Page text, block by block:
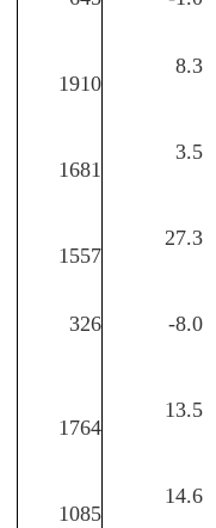
1910
8.3
1681
3.5
1557
27.3
326 -8.0
1764
13.5
1085
14.6